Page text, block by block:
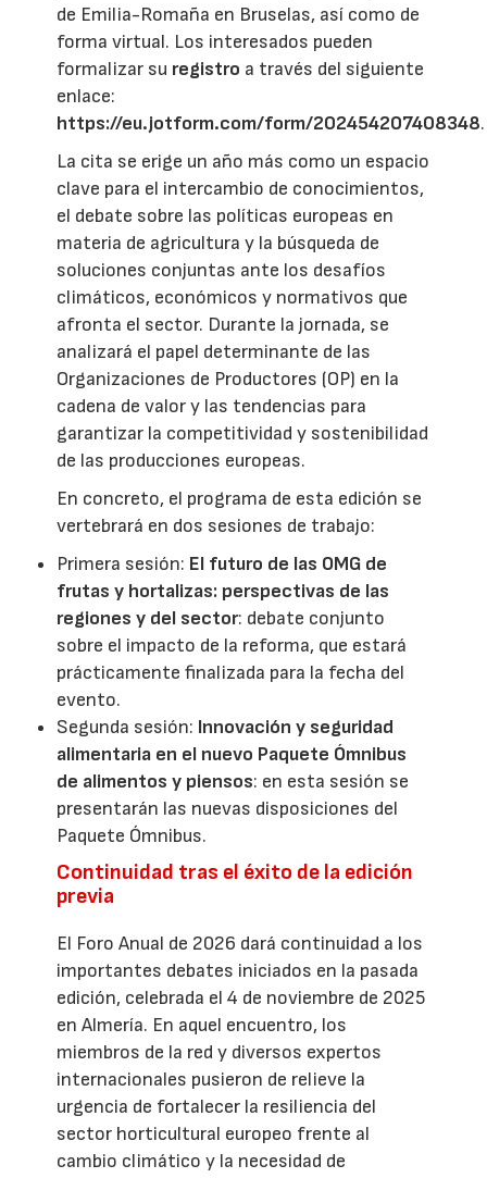
de Emilia-Romaña en Bruselas, así como de
forma virtual. Los interesados pueden
formalizar su registro a través del siguiente
enlace:
https://eu.jotform.com/form/202454207408348.
La cita se erige un año más como un espacio
clave para el intercambio de conocimientos,
el debate sobre las políticas europeas en
materia de agricultura y la búsqueda de
soluciones conjuntas ante los desafíos
climáticos, económicos y normativos que
afronta el sector. Durante la jornada, se
analizará el papel determinante de las
Organizaciones de Productores (OP) en la
cadena de valor y las tendencias para
garantizar la competitividad y sostenibilidad
de las producciones europeas.
En concreto, el programa de esta edición se
vertebrará en dos sesiones de trabajo:
Primera sesión: El futuro de las OMG de
frutas y hortalizas: perspectivas de las
regiones y del sector: debate conjunto
sobre el impacto de la reforma, que estará
prácticamente finalizada para la fecha del
evento.
Segunda sesión: Innovación y seguridad
alimentaria en el nuevo Paquete Ómnibus
de alimentos y piensos: en esta sesión se
presentarán las nuevas disposiciones del
Paquete Ómnibus.
Continuidad tras el éxito de la edición
previa
El Foro Anual de 2026 dará continuidad a los
importantes debates iniciados en la pasada
edición, celebrada el 4 de noviembre de 2025
en Almería. En aquel encuentro, los
miembros de la red y diversos expertos
internacionales pusieron de relieve la
urgencia de fortalecer la resiliencia del
sector horticultural europeo frente al
cambio climático y la necesidad de